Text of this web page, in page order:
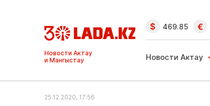
Ақтау және
Манғыстау
жаңалықтары
469.85
Новости Актау
25.12.2020, 17:56